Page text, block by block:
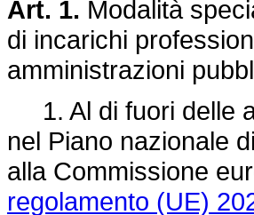
Art. 1. Modalità
di incarichi
amministrazioni
1. Al di fuori delle
nel Piano nazionale
alla Commissione
regolamento (UE)